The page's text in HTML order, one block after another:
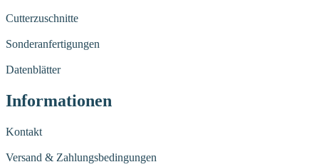
Cutterzuschnitte
Sonderanfertigungen
Datenblätter
Informationen
Kontakt
Versand & Zahlungsbedingungen